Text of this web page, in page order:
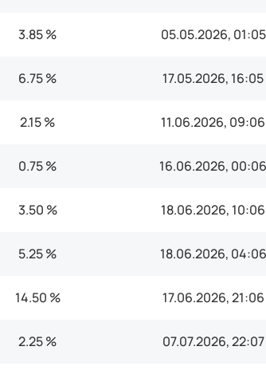
3.85 % 05.05.2026,
6.75 % 17.05.2026,
2.15 % 11.06.2026,
0.75 % 16.06.2026,
3.50 % 18.06.2026,
5.25 % 18.06.2026,
14.50 % 17.06.2026,
2.25 % 07.07.2026,